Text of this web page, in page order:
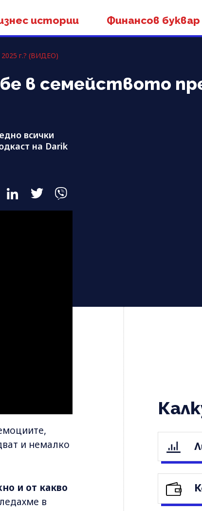
истории Финансов буквар
г.? (ВИДЕО)
в семейството
всички
на Darik
и немалко
и от какво
в